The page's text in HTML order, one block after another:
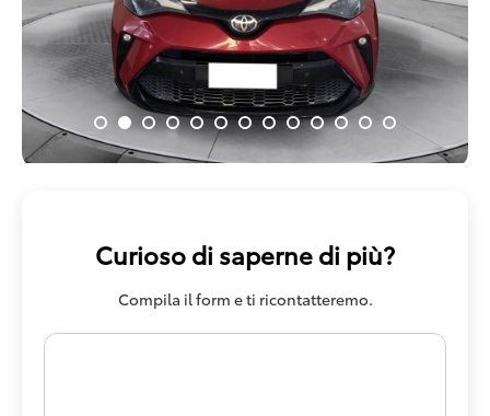
Curioso di saperne di più?
Compila il form e ti ricontatteremo.